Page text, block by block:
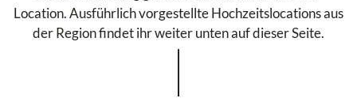
Location. Ausführlich vorgestellte Hochzeitslocations aus
der Region findet ihr weiter unten auf dieser Seite.